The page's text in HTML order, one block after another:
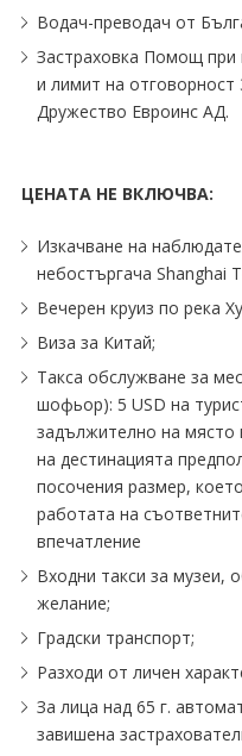
Водач-преводач от
Застрaховка Помощ при
и лимит на отговорност
Дружество Евроинс АД.
ЦЕНАТА НЕ ВКЛЮЧВА:
Изкачване на
небостъргача Shanghai
Вечерен круиз по река
Виза за Китай;
Такса обслужване за
шофьор): 5 USD на
задължително на място
на дестинацията
посочения размер,
работата на
впечатление
Входни такси за музеи,
желание;
Градски транспорт;
Разходи от личен
За лица над 65 г.
завишена